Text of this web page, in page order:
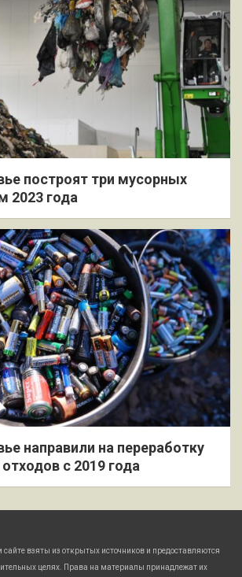
построят три мусорных
2023 года
направили на переработку
с 2019 года
взяты из открытых источников и предоставляются
целях. Права на материалы принадлежат их